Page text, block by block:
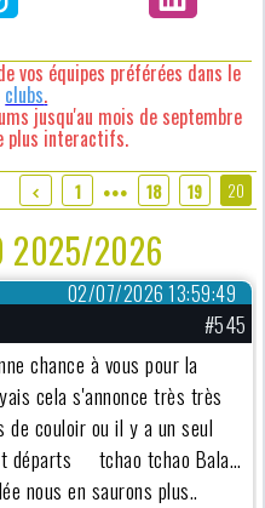
vos équipes préférées dans le
clubs.
jusqu'au mois de septembre
plus interactifs.
1 ●●● 18 19 20
2025/2026
02/07/2026 13:59:49
#545
chance à vous pour la
cela s'annonce très très
de couloir ou il y a un seul
départs tchao tchao Bala…
nous en saurons plus..